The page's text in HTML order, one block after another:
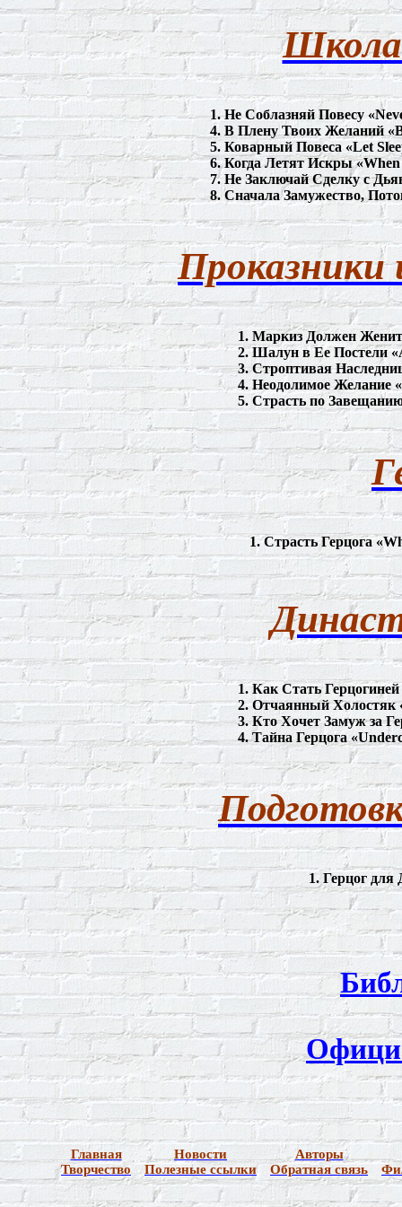
Школа
1.Не Соблазняй Повесу
4.В Плену Твоих Желаний «
5.Коварный Повеса «Let
6.Когда Летят Искры
7.Не Заключай Сделку с
8. Сначала Замужество,
Проказники
1. Маркиз Должен
2.Шалун в Ее Постели
3.Строптивая
4. Неодолимое Желание
5. Страсть по
1.Страсть Герцога
1. Как Стать Герцогиней
2. Отчаянный Холостяк
3. КтоХочет Замуж за
4. Тайна Герцога «
1. Герцог
Главная Новости
Авторы
Творчество
Полезные ссылки Обратная связь